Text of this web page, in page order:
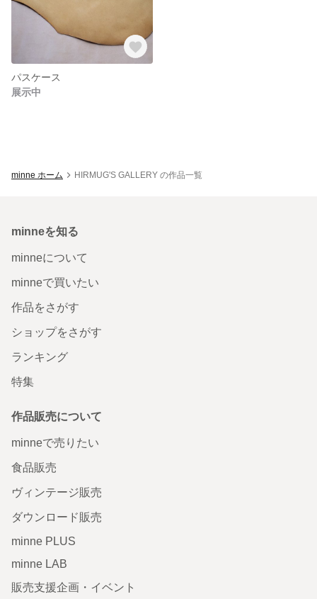
パスケース
展示中
minne ホーム HIRMUG'S GALLERY の作品一覧
minneを知る
minneについて
minneで買いたい
作品をさがす
ショップをさがす
ランキング
特集
作品販売について
minneで売りたい
食品販売
ヴィンテージ販売
ダウンロード販売
minne PLUS
minne LAB
販売支援企画・イベント